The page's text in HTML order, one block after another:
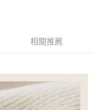
。
成結帳。
的連結，可透過四大超商／
相關推薦